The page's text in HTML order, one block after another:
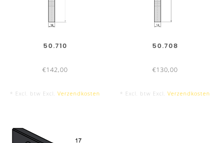
50.710
€142,00
* Excl. btw Excl. Verzendkosten
50.708
€130,00
* Excl. btw Excl. Verzendkosten